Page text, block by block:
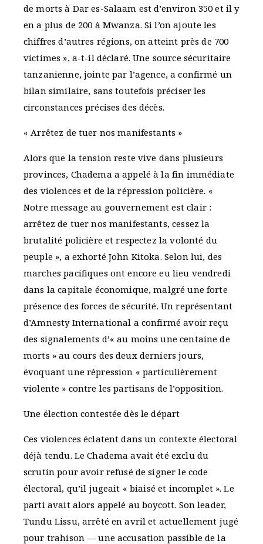
de morts à Dar es-Salaam est d’environ 350 et il y
en a plus de 200 à Mwanza. Si l’on ajoute les
chiffres d’autres régions, on atteint près de 700
victimes », a-t-il déclaré. Une source sécuritaire
tanzanienne, jointe par l’agence, a confirmé un
bilan similaire, sans toutefois préciser les
circonstances précises des décès.
« Arrêtez de tuer nos manifestants »
Alors que la tension reste vive dans plusieurs
provinces, Chadema a appelé à la fin immédiate
des violences et de la répression policière. «
Notre message au gouvernement est clair :
arrêtez de tuer nos manifestants, cessez la
brutalité policière et respectez la volonté du
peuple », a exhorté John Kitoka. Selon lui, des
marches pacifiques ont encore eu lieu vendredi
dans la capitale économique, malgré une forte
présence des forces de sécurité. Un représentant
d’Amnesty International a confirmé avoir reçu
des signalements d’« au moins une centaine de
morts » au cours des deux derniers jours,
évoquant une répression « particulièrement
violente » contre les partisans de l’opposition.
Une élection contestée dès le départ
Ces violences éclatent dans un contexte électoral
déjà tendu. Le Chadema avait été exclu du
scrutin pour avoir refusé de signer le code
électoral, qu’il jugeait « biaisé et incomplet ». Le
parti avait alors appelé au boycott. Son leader,
Tundu Lissu, arrêté en avril et actuellement jugé
pour trahison — une accusation passible de la